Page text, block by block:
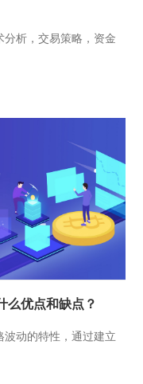
析，交易策略，资金
么优点和缺点？
波动的特性，通过建立